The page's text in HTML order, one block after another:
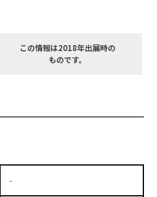
この情報は2018年出展時の
ものです。
-